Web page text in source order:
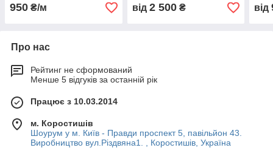
950 ₴/м від 2 500₴ від
Про нас
Рейтинг не сформований
Менше 5 відгуків за останній рік
Працює з 10.03.2014
м. Коростишів
Шоурум у м. Київ - Правди проспект 5, павільйон 43.
Виробництво вул.Різдвяна1. , Коростишів, Україна